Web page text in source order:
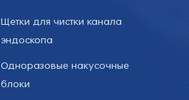
Щетки для чистки канала
эндоскопа
Одноразовые накусочные
блоки